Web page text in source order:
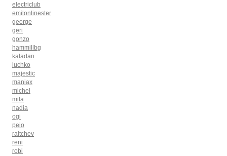
electriclub
emilonlinester
george
geri
gonzo
hammillbg
kaladan
luchko
majestic
maniax
michel
mila
nadia
ogi
peio
raltchev
reni
robi